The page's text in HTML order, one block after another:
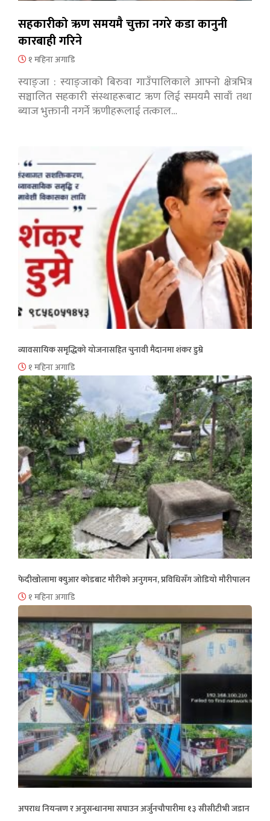
सहकारीको ऋण समयमै चुक्ता नगरे कडा कानुनी
कारबाही गरिने
१ महिना अगाडि
स्याङ्जा : स्याङ्जाको बिरुवा गाउँपालिकाले आफ्नो क्षेत्रभित्र
सञ्चालित सहकारी संस्थाहरूबाट ऋण लिई समयमै सावाँ तथा
ब्याज भुक्तानी नगर्ने ऋणीहरूलाई तत्काल…
व्यावसायिक समृद्धिको योजनासहित चुनावी मैदानमा शंकर डुम्रे
१ महिना अगाडि
फेदीखोलामा क्युआर कोडबाट मौरीको अनुगमन, प्रविधिसँग जोडियो मौरीपालन
१ महिना अगाडि
अपराध नियन्त्रण र अनुसन्धानमा सघाउन अर्जुनचौपारीमा १३ सीसीटीभी जडान